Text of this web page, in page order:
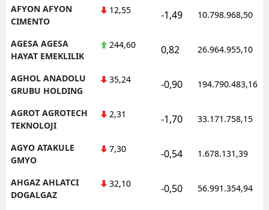
Kars
Kırklareli
AFYON AFYON
CIMENTO
12,55 -1,49 10.798.968,50
AGESA AGESA
HAYAT EMEKLILIK
244,60 0,82 26.964.955,10
AGHOL ANADOLU
GRUBU HOLDING
35,24 -0,90 194.790.483,16
AGROT AGROTECH
TEKNOLOJI
2,31 -1,70 33.171.758,15
AGYO ATAKULE
GMYO
7,30 -0,54 1.678.131,39
AHGAZ AHLATCI
DOGALGAZ
32,10 -0,50 56.991.354,94